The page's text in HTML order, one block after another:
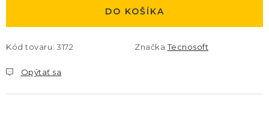
DO KOŠÍKA
Kód tovaru: 3172 Značka:Tecnosoft
Opýtať sa